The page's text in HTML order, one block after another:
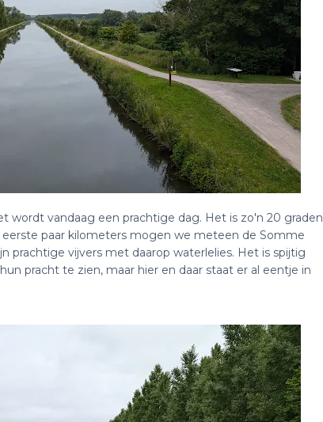
wordt vandaag een prachtige dag. Het is zo'n 20 graden
eerste paar kilometers mogen we meteen de Somme
prachtige vijvers met daarop waterlelies. Het is spijtig
pracht te zien, maar hier en daar staat er al eentje in